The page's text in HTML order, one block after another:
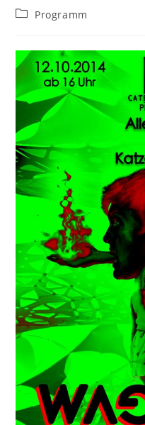
Beitrags-
Programm